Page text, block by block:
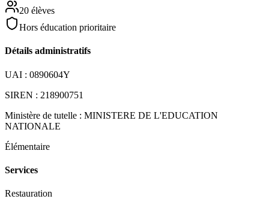
20 élèves
Hors éducation prioritaire
Détails administratifs
UAI : 0890604Y
SIREN : 218900751
Ministère de tutelle : MINISTERE DE L'EDUCATION
NATIONALE
Élémentaire
Services
Restauration